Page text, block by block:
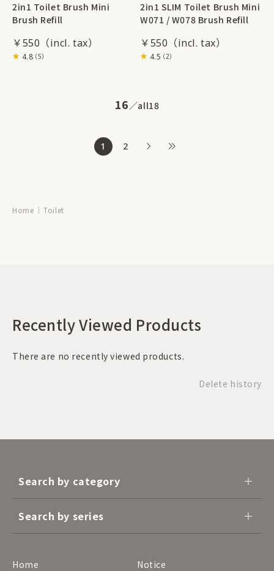
2in1 Toilet Brush Mini
Brush Refill
￥550
4.8（5）
2in1 SLIM Toilet Brush Mini
W071 / W078 Brush Refill
￥550
4.5（2）
16 all18
1 2
Home Toilet
Recently Viewed Products
There are no recently viewed products.
Delete history
Search by category
Search by series
Home
Notice